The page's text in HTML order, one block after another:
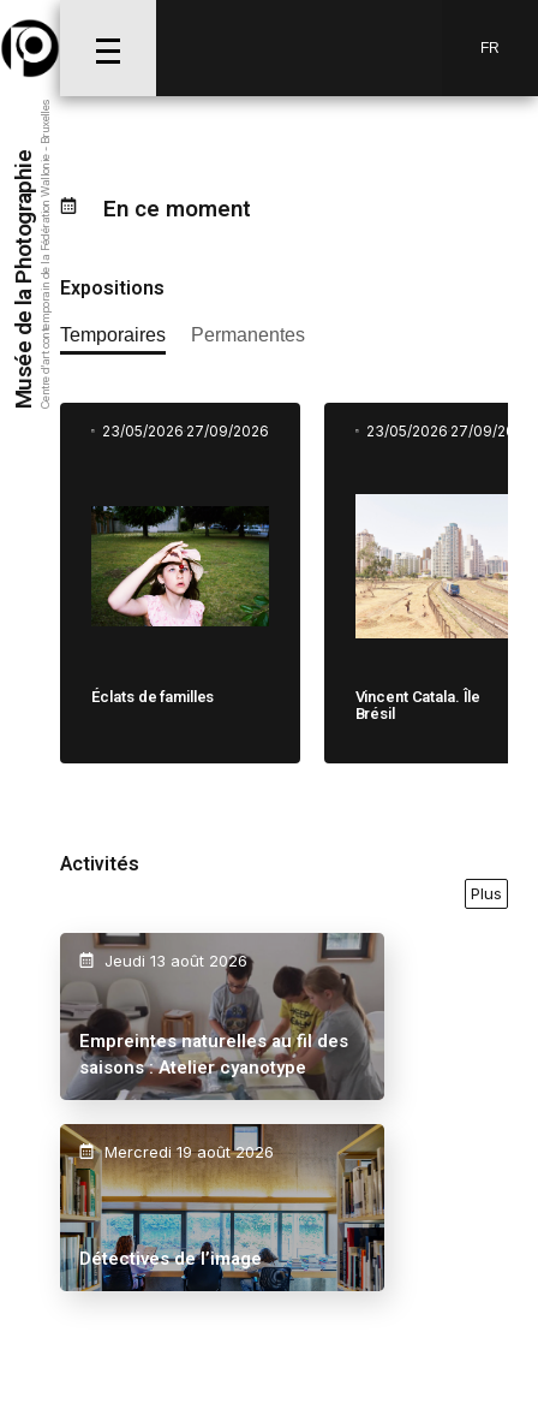
Musée de la PhotographieCentre d’art contemporain de la Fédération Wallonie - Bruxelles
FR
En ce moment
Expositions
Temporaires Permanentes
23/05/2026 27/09/2026
Éclats de familles
23/05/2026 27/09/2026
Vincent Catala. Île
Brésil
Activités
Plus
Jeudi 13 août 2026
Empreintes naturelles au fil des
saisons : Atelier cyanotype
Mercredi 19 août 2026
Détectives de l’image